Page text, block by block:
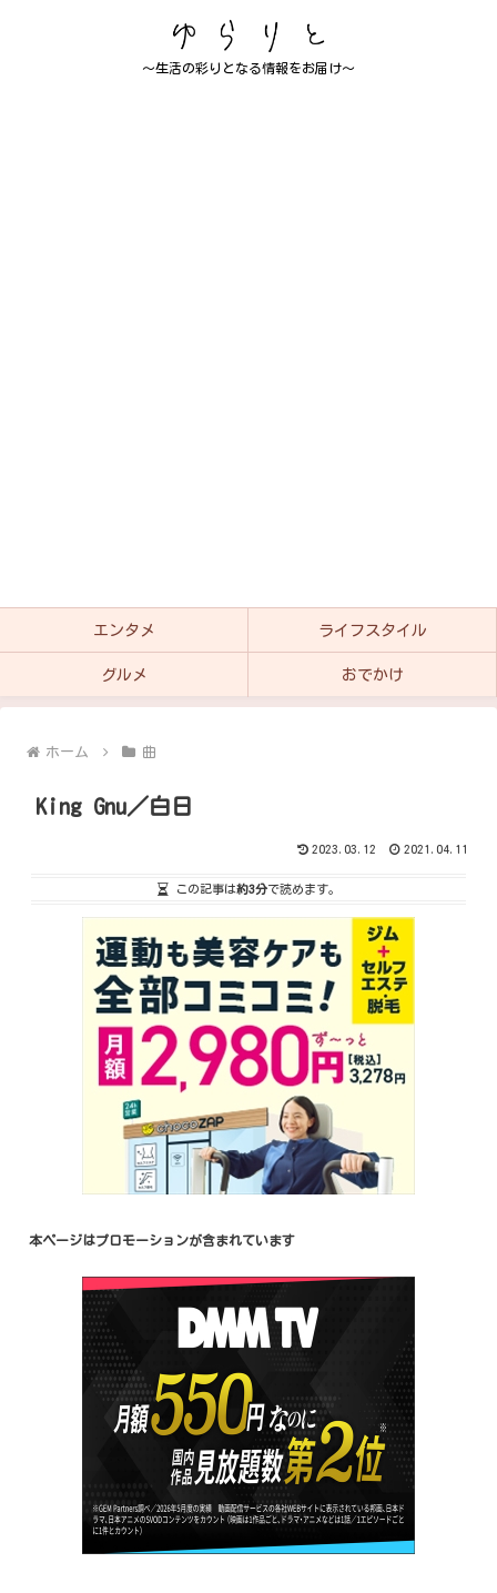
～生活の彩りとなる情報をお届け～
エンタメ ライフスタイル
グルメ おでかけ
ホーム 曲
King Gnu／白日
2023.03.12 2021.04.11
この記事は約3分で読めます。
本ページはプロモーションが含まれています